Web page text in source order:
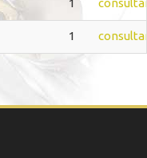
1
1